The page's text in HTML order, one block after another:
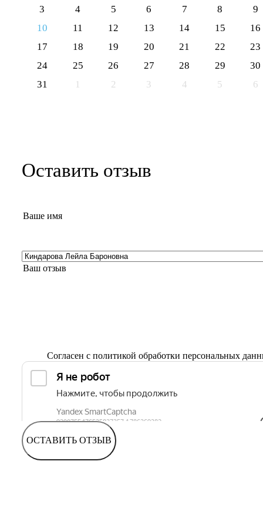
3 4 5 6 7 8
9
10
11 12 13 14 15
16
17
18 19 20 21 22
23
24
25 26 27 28 29
30
31
1 2 3 4 5 6
Оставить отзыв
Согласен с политикой обработки персональных
ОСТАВИТЬ ОТЗЫВ